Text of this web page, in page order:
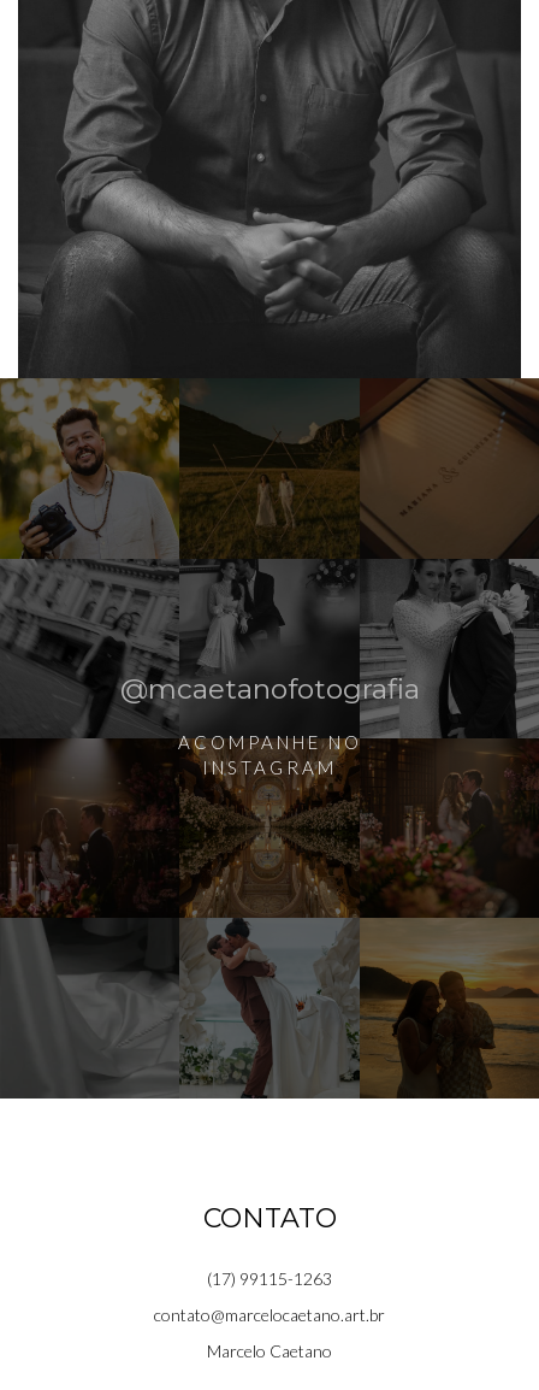
@mcaetanofotografia
ACOMPANHE NO
INSTAGRAM
CONTATO
(17) 99115-1263
contato@marcelocaetano.art.br
Marcelo Caetano